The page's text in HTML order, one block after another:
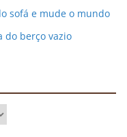
sofá e mude o mundo
do berço vazio